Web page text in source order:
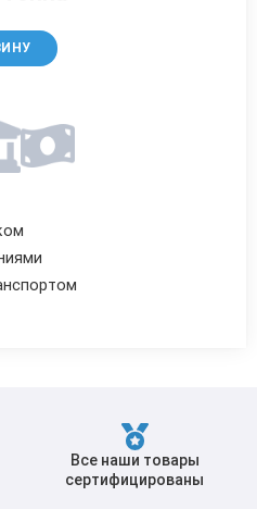
Все наши товары
сертифицированы